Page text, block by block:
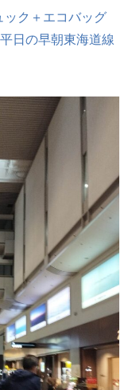
ック＋エコバッグ
日の早朝東海道線